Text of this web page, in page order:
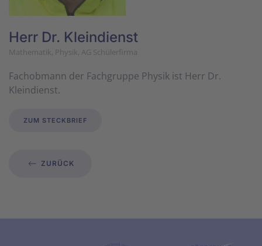
Herr Dr. Klein­dienst
Mathematik, Physik, AG Schülerfirma
Fachobmann der Fachgruppe Physik ist Herr Dr.
Kleindienst.
ZUM STECKBRIEF
ZURÜCK